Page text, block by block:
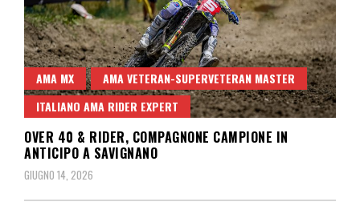
AMA MX
AMA VETERAN-SUPERVETERAN MASTER
ITALIANO AMA RIDER EXPERT
OVER 40 & RIDER, COMPAGNONE CAMPIONE IN
ANTICIPO A SAVIGNANO
GIUGNO 14, 2026